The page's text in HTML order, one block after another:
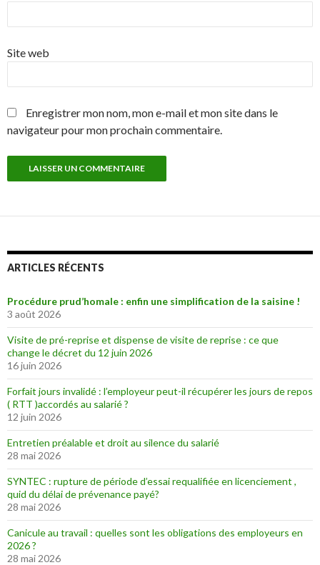
Site web
Enregistrer mon nom, mon e-mail et mon site dans le
navigateur pour mon prochain commentaire.
ARTICLES RÉCENTS
Procédure prud’homale : enfin une simplification de la saisine !
3 août 2026
Visite de pré-reprise et dispense de visite de reprise : ce que
change le décret du 12 juin 2026
16 juin 2026
Forfait jours invalidé : l’employeur peut-il récupérer les jours de repos
( RTT )accordés au salarié ?
12 juin 2026
Entretien préalable et droit au silence du salarié
28 mai 2026
SYNTEC : rupture de période d’essai requalifiée en licenciement ,
quid du délai de prévenance payé?
28 mai 2026
Canicule au travail : quelles sont les obligations des employeurs en
2026 ?
28 mai 2026